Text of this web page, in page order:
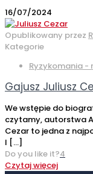
16/07/2024
Opublikowany przez
Kategorie
Ryzykomania -
Gajusz Juliusz
We wstępie do
czytamy, autorstwa
Cezar to jedna z
I […]
Do you like it?4
Czytaj więcej